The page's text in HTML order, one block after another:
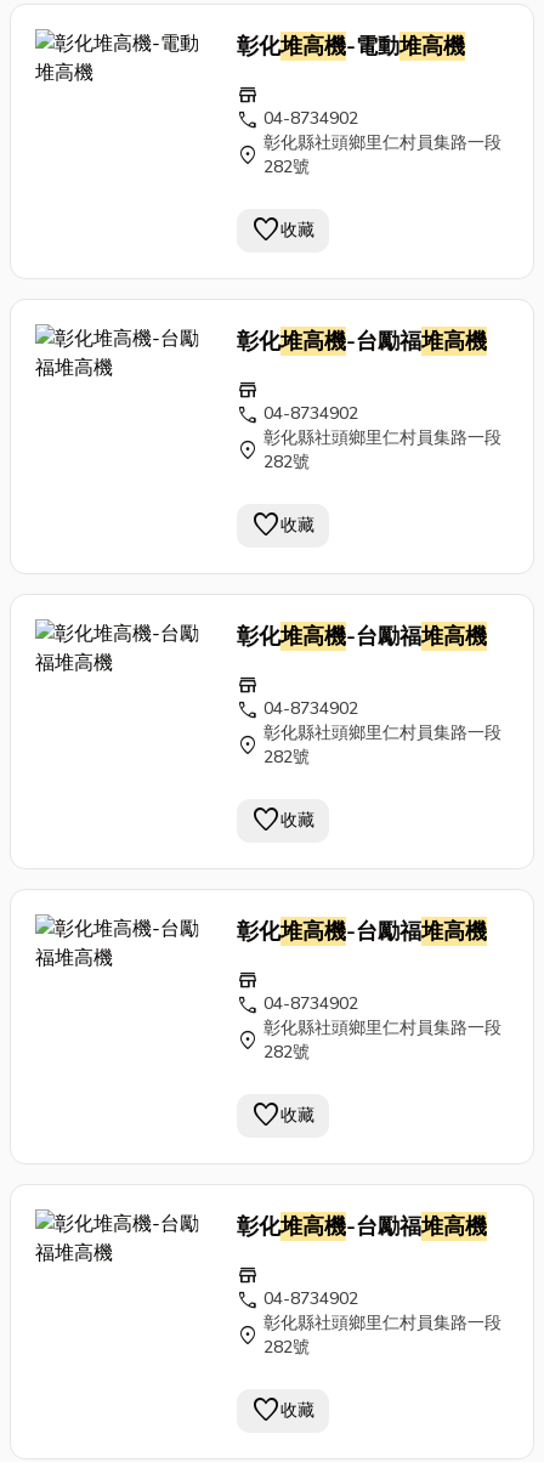
彰化堆高機-電動堆高機
store
call 04-8734902
location_on 彰化縣社頭鄉里仁村員集路一段
282號
favorite收藏
彰化堆高機-台勵福堆高機
store
call 04-8734902
location_on 彰化縣社頭鄉里仁村員集路一段
282號
favorite收藏
彰化堆高機-台勵福堆高機
store
call 04-8734902
location_on 彰化縣社頭鄉里仁村員集路一段
282號
favorite收藏
彰化堆高機-台勵福堆高機
store
call 04-8734902
location_on 彰化縣社頭鄉里仁村員集路一段
282號
favorite收藏
彰化堆高機-台勵福堆高機
store
call 04-8734902
location_on 彰化縣社頭鄉里仁村員集路一段
282號
favorite收藏